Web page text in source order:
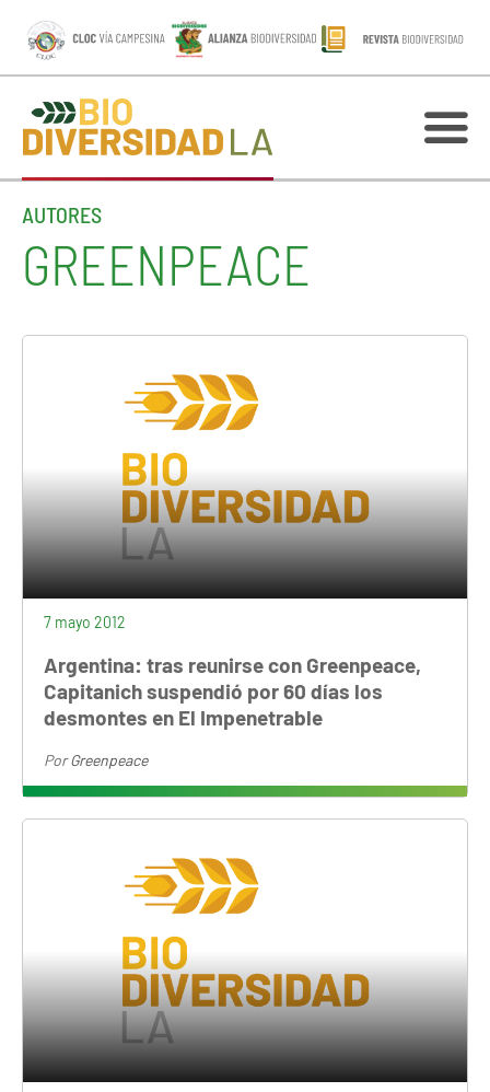
AUTORES
GREENPEACE
7 mayo 2012
Argentina: tras reunirse con Greenpeace,
Capitanich suspendió por 60 días los
desmontes en El Impenetrable
PorGreenpeace